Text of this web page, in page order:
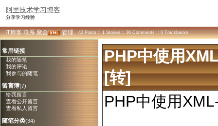
阿里技术学习博客
分享学习经验
IT博客 联系 聚合 管理 42 Posts :: 1 Stories :: 36 Comments :: 0 Trackbacks
常用链接
我的随笔
我的评论
我参与的随笔
留言簿(7)
给我留言
查看公开留言
查看私人留言
随笔分类(34)
PHP中使用
[转]
PHP中使用